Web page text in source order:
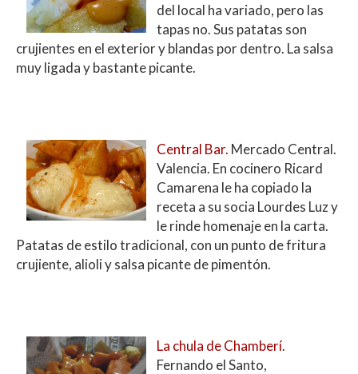
del local ha variado, pero las
tapas no. Sus patatas son
crujientes en el exterior y blandas por dentro. La salsa
muy ligada y bastante picante.
Central Bar. Mercado Central.
Valencia. En cocinero Ricard
Camarena le ha copiado la
receta a su socia Lourdes Luz y
le rinde homenaje en la carta.
Patatas de estilo tradicional, con un punto de fritura
crujiente, alioli y salsa picante de pimentón.
La chula de Chamberí.
Fernando el Santo,